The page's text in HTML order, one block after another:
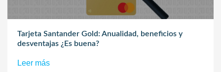
Tarjeta Santander Gold: Anualidad, beneficios y
desventajas ¿Es buena?
Leer más